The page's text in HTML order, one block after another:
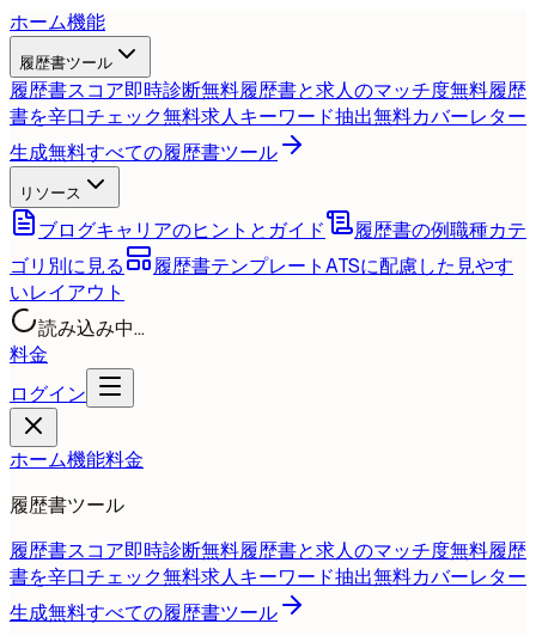
ホーム機能
履歴書ツール
履歴書スコア即時診断無料履歴書と求人のマッチ度無料履歴
書を辛口チェック無料求人キーワード抽出無料カバーレター
生成無料すべての履歴書ツール
リソース
ブログキャリアのヒントとガイド 履歴書の例職種カテ
ゴリ別に見る
履歴書テンプレートATSに配慮した見やす
いレイアウト
読み込み中...
料金
ログイン
ホーム機能料金
履歴書ツール
履歴書スコア即時診断無料履歴書と求人のマッチ度無料履歴
書を辛口チェック無料求人キーワード抽出無料カバーレター
生成無料すべての履歴書ツール